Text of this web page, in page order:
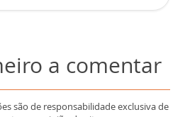
a comentar
são de responsabilidade exclusiva de